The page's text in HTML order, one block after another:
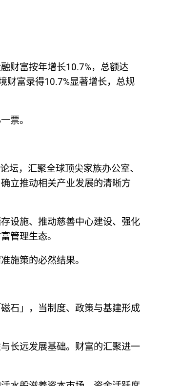
财富按年增长10.7%，总额达
财富录得10.7%显著增长，总规
票。
坛，汇聚全球顶尖家族办公室、
立推动相关产业发展的清晰方
设施、推动慈善中心建设、强化
管理生态。
施策的必然结果。
石」，当制度、政策与基建形成
长远发展基础。财富的汇聚进一